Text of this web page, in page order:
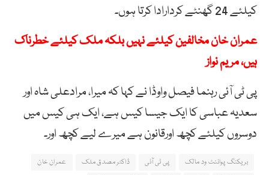
کیلئے 24 گھنٹے کردارادا کرتا ہوں۔
عمران خان مخالفین کیلئے نہیں بلکہ ملک کیلئے خطرناک
ہیں، مریم نواز
پی ٹی آئی رہنما فیصل واوڈا نے کہا کہ میرا، مرادعلی شاہ اور
سعدیہ عباسی کا ایک جیسا کیس ہے، ایک ہی کیس میں
دوسروں کیلئے کچھ اورقانون ہے میرے لیے کچھ اور۔
بریکنگ پوائنٹ ود مالک پی ٹی آئی ڈاکٹر مصدق ملک
عمران خان